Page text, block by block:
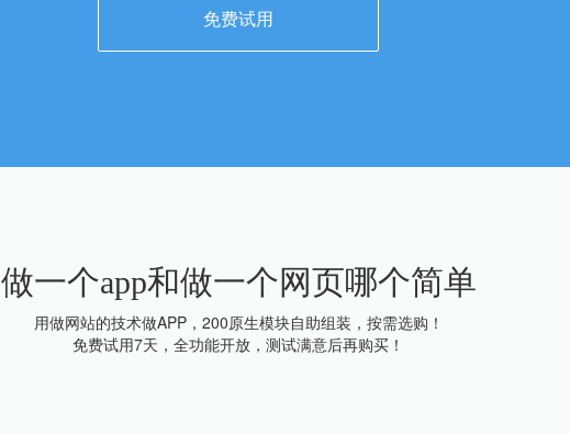
免费试用
做一个app和做一个网页哪个简单
用做网站的技术做APP，200原生模块自助组装，按需选购！
免费试用7天，全功能开放，测试满意后再购买！